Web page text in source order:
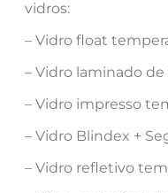
vidros:
– Vidro float
– Vidro laminado
– Vidro impresso
– Vidro Blindex +
– Vidro refletivo